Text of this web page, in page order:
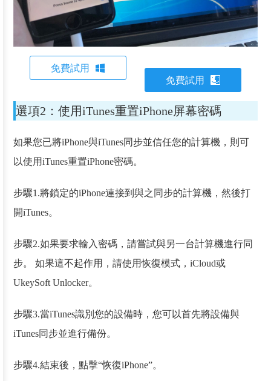
免費試用
免費試用
選項2：使用iTunes重置iPhone屏幕密碼
如果您已將iPhone與iTunes同步並信任您的計算機，則可
以使用iTunes重置iPhone密碼。
步驟1.將鎖定的iPhone連接到與之同步的計算機，然後打
開iTunes。
步驟2.如果要求輸入密碼，請嘗試與另一台計算機進行同
步。 如果這不起作用，請使用恢復模式，iCloud或
UkeySoft Unlocker。
步驟3.當iTunes識別您的設備時，您可以首先將設備與
iTunes同步並進行備份。
步驟4.結束後，點擊“恢復iPhone”。